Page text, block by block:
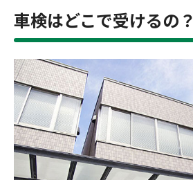
車検はどこで受けるの？